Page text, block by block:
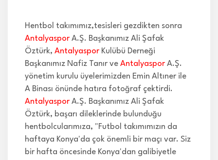
Hentbol takımımız,tesisleri gezdikten sonra
Antalyaspor A.Ş. Başkanımız Ali Şafak
Öztürk, Antalyaspor Kulübü Derneği
Başkanımız Nafiz Tanır ve Antalyaspor A.Ş.
yönetim kurulu üyelerimizden Emin Altıner ile
A Binası önünde hatıra fotoğraf çektirdi.
Antalyaspor A.Ş. Başkanımız Ali Şafak
Öztürk, başarı dileklerinde bulunduğu
hentbolcularımıza, "Futbol takımımızın da
haftaya Konya'da çok önemli bir maçı var. Siz
bir hafta öncesinde Konya'dan galibiyetle